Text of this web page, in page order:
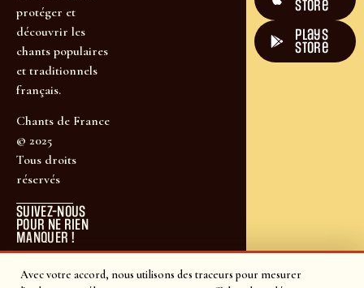
Avec votre accord, nous utilisons des traceurs pour mesurer
protéger et
découvrir les
chants populaires
et traditionnels
français.
Chants de France
© 2025
Tous droits
réservés
SUIVEZ-NOUS
POUR NE RIEN
MANQUER !
Store
plays
store